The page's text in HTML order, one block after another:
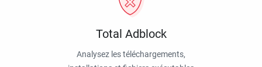
Total Adblock
Analysez les téléchargements,